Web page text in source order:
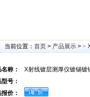
当前位置： 首页 > 产品展示 > >
称：
X射线镀层测厚仪镀锡镀
号：
价：